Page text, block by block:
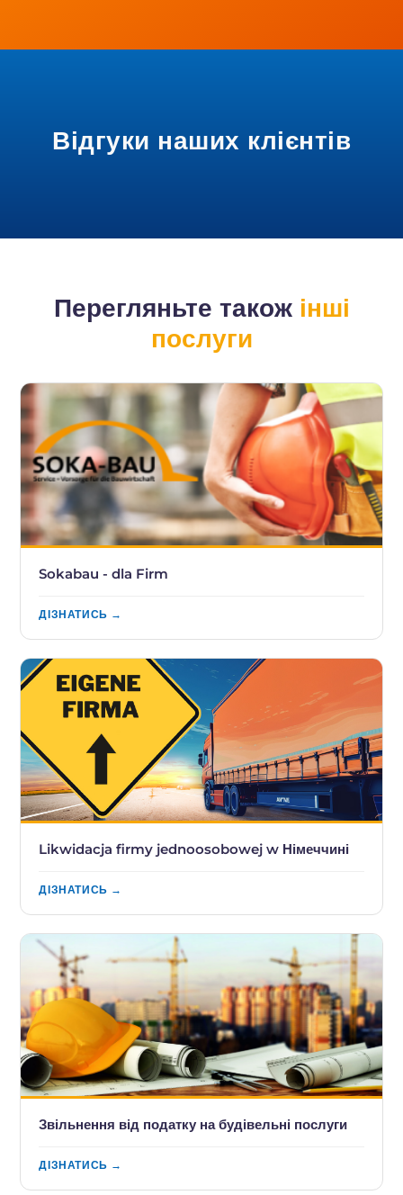
Відгуки наших клієнтів
Перегляньте також інші
послуги
Sokabau - dla Firm
ДІЗНАТИСЬ →
Likwidacja firmy jednoosobowej w Німеччині
ДІЗНАТИСЬ →
Звільнення від податку на будівельні послуги
ДІЗНАТИСЬ →